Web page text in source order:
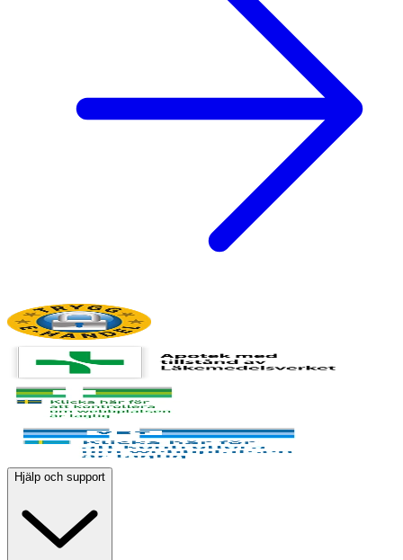
Hjälp och support